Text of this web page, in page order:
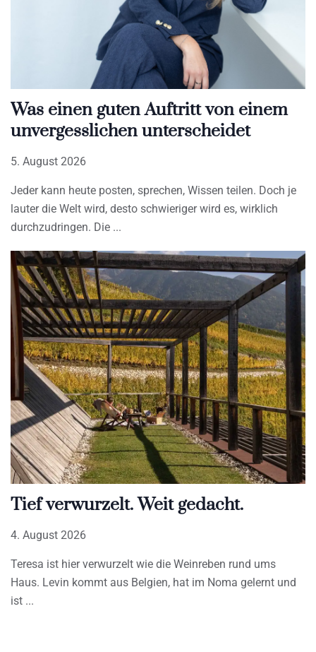
Was einen guten Auftritt von einem
unvergesslichen unterscheidet
5. August 2026
Jeder kann heute posten, sprechen, Wissen teilen. Doch je
lauter die Welt wird, desto schwieriger wird es, wirklich
durchzudringen. Die
Tief verwurzelt. Weit gedacht.
4. August 2026
Teresa ist hier verwurzelt wie die Weinreben rund ums
Haus. Levin kommt aus Belgien, hat im Noma gelernt und
ist